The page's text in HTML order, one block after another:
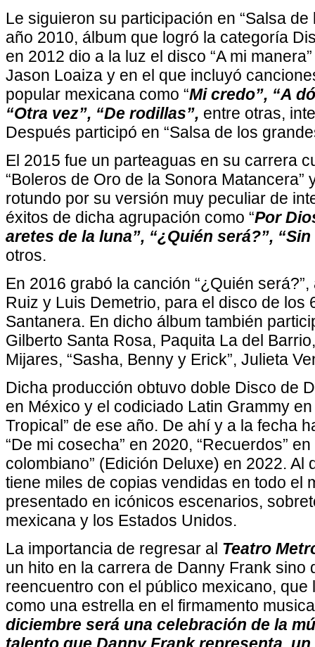
Le siguieron su participación en “Salsa de
año 2010, álbum que logró la categoría
en 2012 dio a la luz el disco “A mi
Jason Loaiza y en el que incluyó
popular mexicana como “Mi credo”, “A
“Otra vez”, “De rodillas”, entre otras,
Después participó en “Salsa de los
El 2015 fue un parteaguas en su carrera
“Boleros de Oro de la Sonora Matancera”
rotundo por su versión muy peculiar de
éxitos de dicha agrupación como “Por
aretes de la luna”, “¿Quién será?”,
otros.
En 2016 grabó la canción “¿Quién
Ruiz y Luis Demetrio, para el disco de los
Santanera. En dicho álbum también
Gilberto Santa Rosa, Paquita La del
Mijares, “Sasha, Benny y Erick”, Julieta
Dicha producción obtuvo doble Disco de
en México y el codiciado Latin Grammy
Tropical” de ese año. De ahí y a la fecha
“De mi cosecha” en 2020, “Recuerdos”
colombiano” (Edición Deluxe) en 2022. Al
tiene miles de copias vendidas en todo el
presentado en icónicos escenarios,
mexicana y los Estados Unidos.
La importancia de regresar al Teatro
un hito en la carrera de Danny Frank sino
reencuentro con el público mexicano,
como una estrella en el firmamento
diciembre será una celebración de la